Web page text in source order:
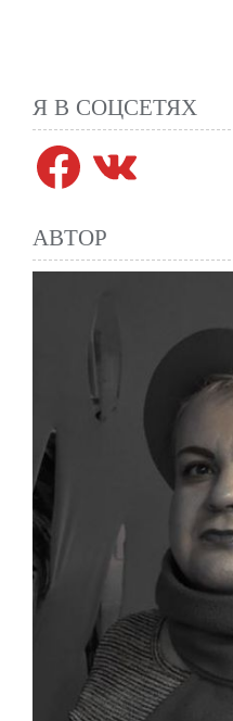
Я В СОЦСЕТЯХ
Facebook
АВТОР